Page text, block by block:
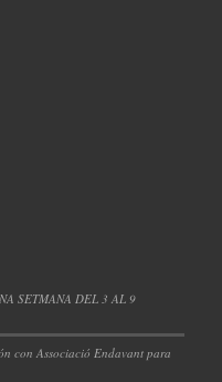
SETMANA DEL 3 AL 9
con Associació Endavant para